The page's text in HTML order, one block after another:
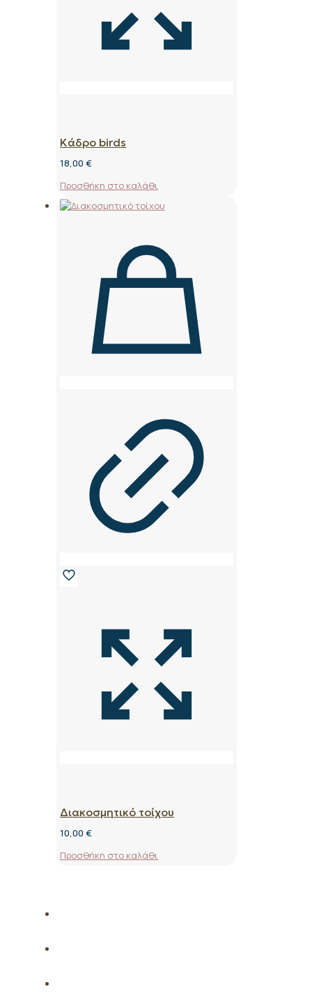
Κάδρο birds
18,00€
Προσθήκη στο καλάθι
Διακοσμητικό τοίχου
10,00€
Προσθήκη στο καλάθι